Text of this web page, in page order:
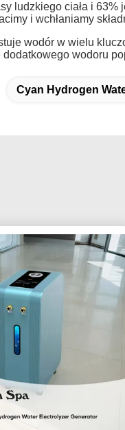
ludzkiego ciała i
i wchłaniamy
wodór w wielu
dodatkowego wodoru
Cyan Hydrogen